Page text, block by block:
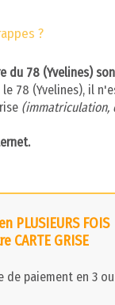
?
du 78 (Yvelines)
78 (Yvelines), il
(immatriculation,
PLUSIEURS FOIS
CARTE GRISE
de paiement en 3